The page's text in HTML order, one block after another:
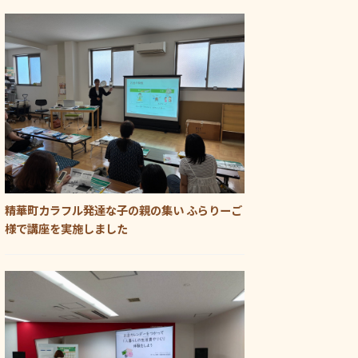
精華町カラフル発達な子の親の集い ふらりーご
様で講座を実施しました